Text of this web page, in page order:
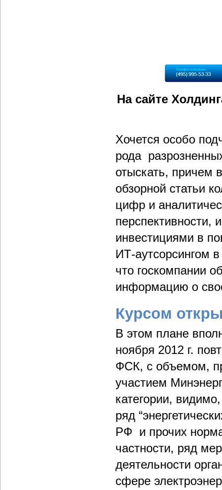
На сайте
Хочется особо
рода
отыскать, причем
обзорной статьи
цифр и
инвестициями в
ИТ-аутсорсингом
что госкомпании
информацию о
Курсом
В этом плане
ноября 2012 г.
ФСК, с объемом,
участием
категории,
ряд
РФ и прочих
частности, ряд
деятельности
сфере